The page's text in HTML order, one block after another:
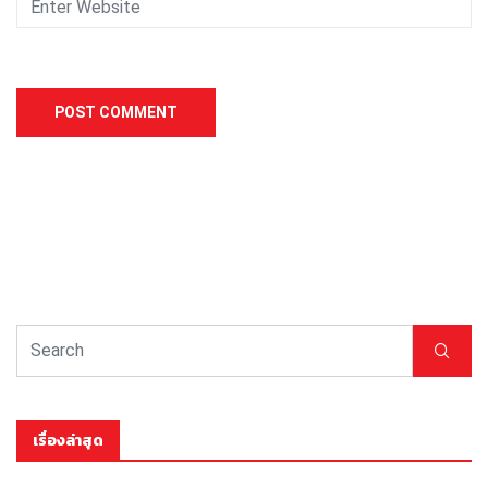
เรื่องล่าสุด